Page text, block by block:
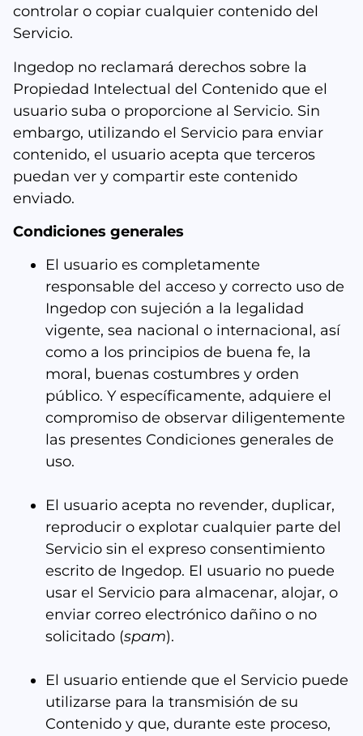
controlar o copiar cualquier contenido del
Servicio.
Ingedop no reclamará derechos sobre la
Propiedad Intelectual del Contenido que el
usuario suba o proporcione al Servicio. Sin
embargo, utilizando el Servicio para enviar
contenido, el usuario acepta que terceros
puedan ver y compartir este contenido
enviado.
Condiciones generales
El usuario es completamente
responsable del acceso y correcto uso de
Ingedop con sujeción a la legalidad
vigente, sea nacional o internacional, así
como a los principios de buena fe, la
moral, buenas costumbres y orden
público. Y específicamente, adquiere el
compromiso de observar diligentemente
las presentes Condiciones generales de
uso.
El usuario acepta no revender, duplicar,
reproducir o explotar cualquier parte del
Servicio sin el expreso consentimiento
escrito de Ingedop. El usuario no puede
usar el Servicio para almacenar, alojar, o
enviar correo electrónico dañino o no
solicitado (spam).
El usuario entiende que el Servicio puede
utilizarse para la transmisión de su
Contenido y que, durante este proceso,